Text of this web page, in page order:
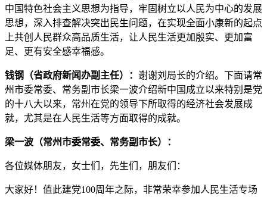
中国特色社会主义思想为指导，牢固树立以人民为中心的发展
思想，深入排查解决突出民生问题，在实现全面小康新的起点
上共创人民群众高品质生活，让人民生活更加殷实、更加富
足、更有安全感幸福感。
钱钢（省政府新闻办副主任）： 谢谢刘局长的介绍。下面请常
州市委常委、常务副市长梁一波介绍新中国成立以来特别是党
的十八大以来，常州在党的领导下所取得的经济社会发展成
就，尤其是在人民生活等方面取得的成就。
梁一波（常州市委常委、常务副市长）：
各位媒体朋友，女士们，先生们，朋友们：
大家好！值此建党100周年之际，非常荣幸参加人民生活专场